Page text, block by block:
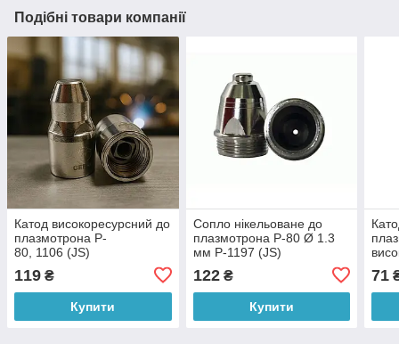
Подібні товари компанії
Катод високоресурсний до
плазмотрона P-
80, 1106 (JS)
119 ₴
Купити
Сопло нікельоване до
плазмотрона P-80 Ø 1.3
мм P-1197 (JS)
122₴
Купити
71